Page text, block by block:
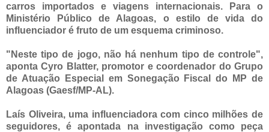
carros importados e viagens internacionais. Para o
Ministério Público de Alagoas, o estilo de vida do
influenciador é fruto de um esquema criminoso.
"Neste tipo de jogo, não há nenhum tipo de controle",
aponta Cyro Blatter, promotor e coordenador do Grupo
de Atuação Especial em Sonegação Fiscal do MP de
Alagoas (Gaesf/MP-AL).
Laís Oliveira, uma influenciadora com cinco milhões de
seguidores, é apontada na investigação como peça